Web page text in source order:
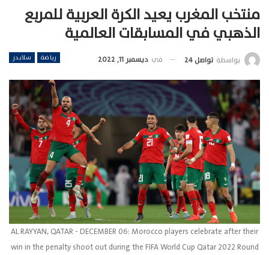
منتخب المغرب يعيد الكرة العربية للمربع
الذهبي في المسابقات العالمية
رياضة سلايدر بواسطة تواصل 24 في ديسمبر 11, 2022
AL RAYYAN, QATAR - DECEMBER 06: Morocco players celebrate after their
win in the penalty shoot out during the FIFA World Cup Qatar 2022 Round